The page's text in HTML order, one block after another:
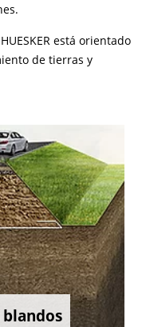
está orientado
de tierras y